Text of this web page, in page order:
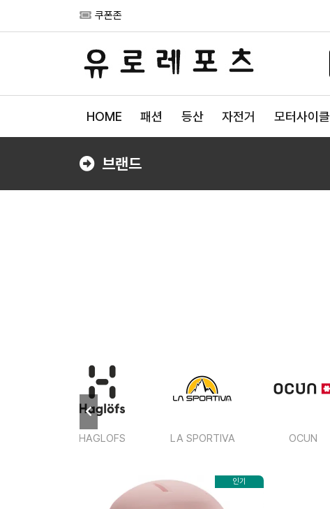
쿠폰존
HOME 패션 등산 자전거 모터사이클
브랜드
HAGLOFS LA SPORTIVA OCUN
인기